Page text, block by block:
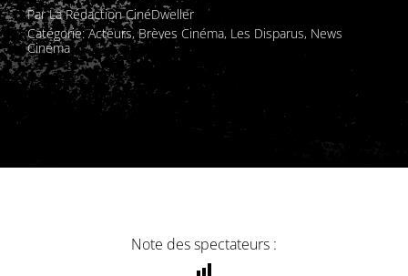
Les disparus
Les acteurs
Les actrices
ParLa Rédaction CinéDweller
Catégorie: Acteurs,Brèves Cinéma, Les Disparus, News
Cinéma
Note des spectateurs :